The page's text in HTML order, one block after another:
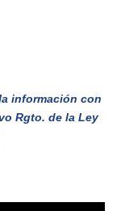
información con
Rgto. de la Ley